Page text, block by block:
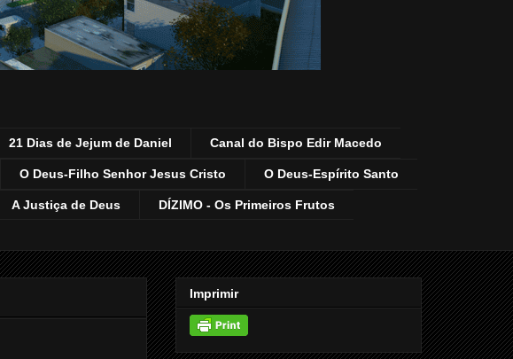
21 Dias de Jejum de Daniel Canal do Bispo Edir Macedo
O Deus-Filho Senhor Jesus Cristo O Deus-Espírito Santo
A Justiça de Deus DÍZIMO - Os Primeiros Frutos
Imprimir